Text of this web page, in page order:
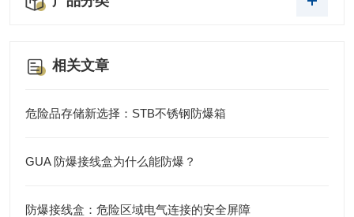
相关文章
危险品存储新选择：STB不锈钢防爆箱
GUA 防爆接线盒为什么能防爆？
防爆接线盒：危险区域电气连接的安全屏障